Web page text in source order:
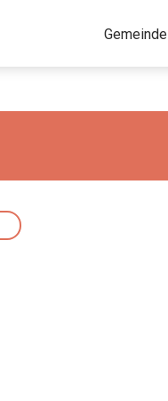
Gemeinde